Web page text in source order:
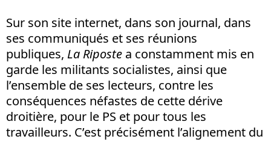
Sur son site internet, dans son journal, dans
ses communiqués et ses réunions
publiques, La Riposte a constamment mis en
garde les militants socialistes, ainsi que
l’ensemble de ses lecteurs, contre les
conséquences néfastes de cette dérive
droitière, pour le PS et pour tous les
travailleurs. C’est précisément l’alignement du